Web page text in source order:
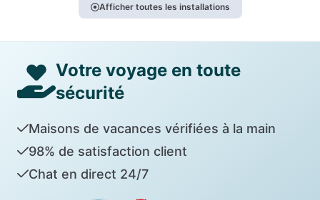
Afficher toutes les installations
Votre voyage en toute
sécurité
Maisons de vacances vérifiées à la main
98% de satisfaction client
Chat en direct 24/7